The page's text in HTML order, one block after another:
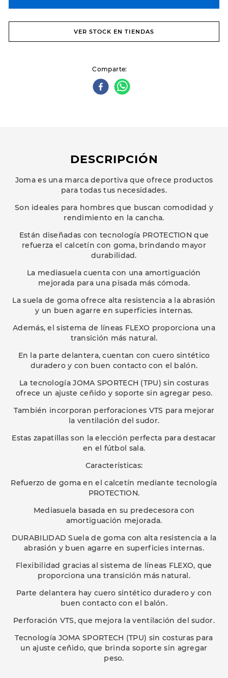
VER STOCK EN TIENDAS
Comparte
DESCRIPCIÓN
Joma es una marca deportiva que ofrece productos
para todas tus necesidades.
Son ideales para hombres que buscan comodidad y
rendimiento en la cancha.
Están diseñadas con tecnología PROTECTION que
refuerza el calcetín con goma, brindando mayor
durabilidad.
La mediasuela cuenta con una amortiguación
mejorada para una pisada más cómoda.
La suela de goma ofrece alta resistencia a la abrasión
y un buen agarre en superficies internas.
Además, el sistema de líneas FLEXO proporciona una
transición más natural.
En la parte delantera, cuentan con cuero sintético
duradero y con buen contacto con el balón.
La tecnología JOMA SPORTECH (TPU) sin costuras
ofrece un ajuste ceñido y soporte sin agregar peso.
También incorporan perforaciones VTS para mejorar
la ventilación del sudor.
Estas zapatillas son la elección perfecta para destacar
en el fútbol sala.
Características:
Refuerzo de goma en el calcetín mediante tecnología
PROTECTION.
Mediasuela basada en su predecesora con
amortiguación mejorada.
DURABILIDAD Suela de goma con alta resistencia a la
abrasión y buen agarre en superficies internas.
Flexibilidad gracias al sistema de líneas FLEXO, que
proporciona una transición más natural.
Parte delantera hay cuero sintético duradero y con
buen contacto con el balón.
Perforación VTS, que mejora la ventilación del sudor.
Tecnología JOMA SPORTECH (TPU) sin costuras para
un ajuste ceñido, que brinda soporte sin agregar
peso.